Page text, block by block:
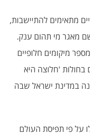
מתאימים להתיישבות,
מאגר מי תהום ענק.
מיקומים חלופיים
'חלוצה היא
במדינת ישראל שבה
על פי תפיסת העולם